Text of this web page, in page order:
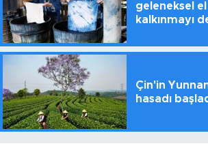
geleneksel el
kalkınmayı
Çin'in
hasadı